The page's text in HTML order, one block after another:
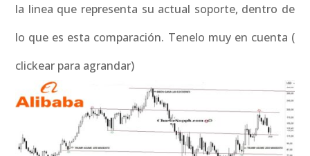
la linea que representa su actual soporte, dentro de
lo que es esta comparación. Tenelo muy en cuenta (
clickear para agrandar)